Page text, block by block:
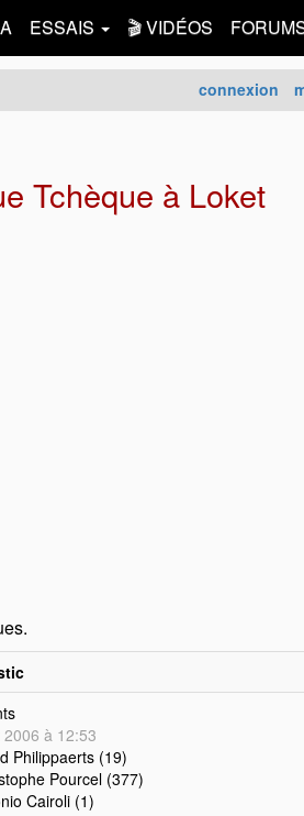
ESSAIS 🎬 VIDÉOS
connexion
Tchèque à Loket
à 12:53
Philippaerts (19)
Pourcel (377)
Cairoli (1)